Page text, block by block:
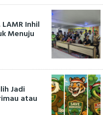
Inhil
Menuju
Jadi
atau